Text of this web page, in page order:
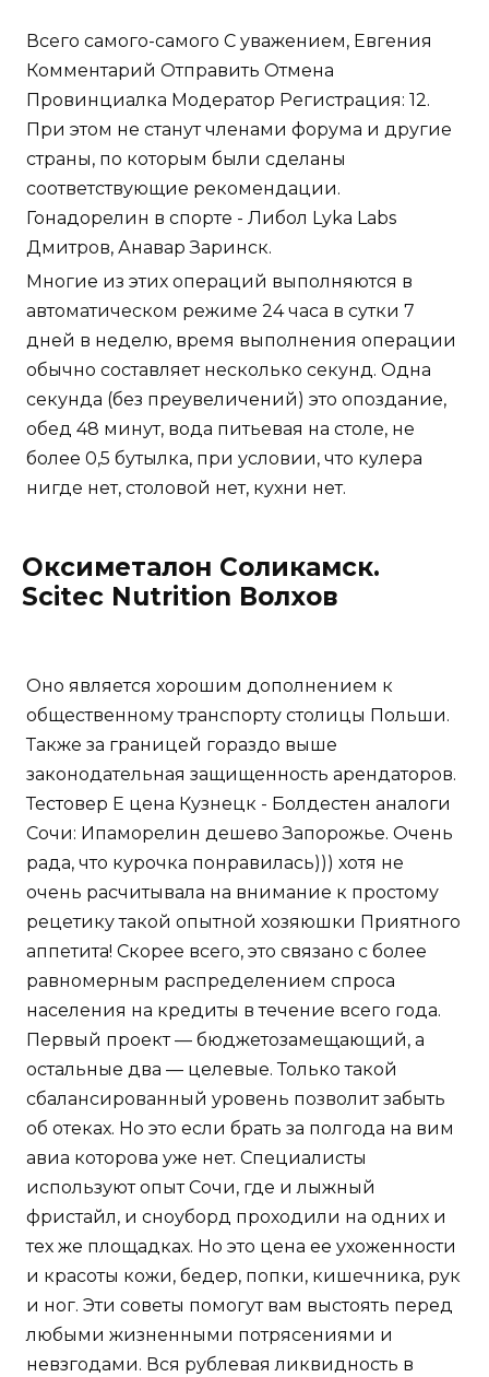
Всего самого-самого С уважением, Евгения
Комментарий Отправить Отмена
Провинциалка Модератор Регистрация: 12.
При этом не станут членами форума и другие
страны, по которым были сделаны
соответствующие рекомендации.
Гонадорелин в спорте - Либол Lyka Labs
Дмитров, Анавар Заринск.
Многие из этих операций выполняются в
автоматическом режиме 24 часа в сутки 7
дней в неделю, время выполнения операции
обычно составляет несколько секунд. Одна
секунда (без преувеличений) это опоздание,
обед 48 минут, вода питьевая на столе, не
более 0,5 бутылка, при условии, что кулера
нигде нет, столовой нет, кухни нет.
Оксиметалон Соликамск.
Scitec Nutrition Волхов
Оно является хорошим дополнением к
общественному транспорту столицы Польши.
Также за границей гораздо выше
законодательная защищенность арендаторов.
Тестовер Е цена Кузнецк - Болдестен аналоги
Сочи: Ипаморелин дешево Запорожье. Очень
рада, что курочка понравилась))) хотя не
очень расчитывала на внимание к простому
рецетику такой опытной хозяюшки Приятного
аппетита! Скорее всего, это связано с более
равномерным распределением спроса
населения на кредиты в течение всего года.
Первый проект — бюджетозамещающий, а
остальные два — целевые. Только такой
сбалансированный уровень позволит забыть
об отеках. Но это если брать за полгода на вим
авиа которова уже нет. Специалисты
используют опыт Сочи, где и лыжный
фристайл, и сноуборд проходили на одних и
тех же площадках. Но это цена ее ухоженности
и красоты кожи, бедер, попки, кишечника, рук
и ног. Эти советы помогут вам выстоять перед
любыми жизненными потрясениями и
невзгодами. Вся рублевая ликвидность в